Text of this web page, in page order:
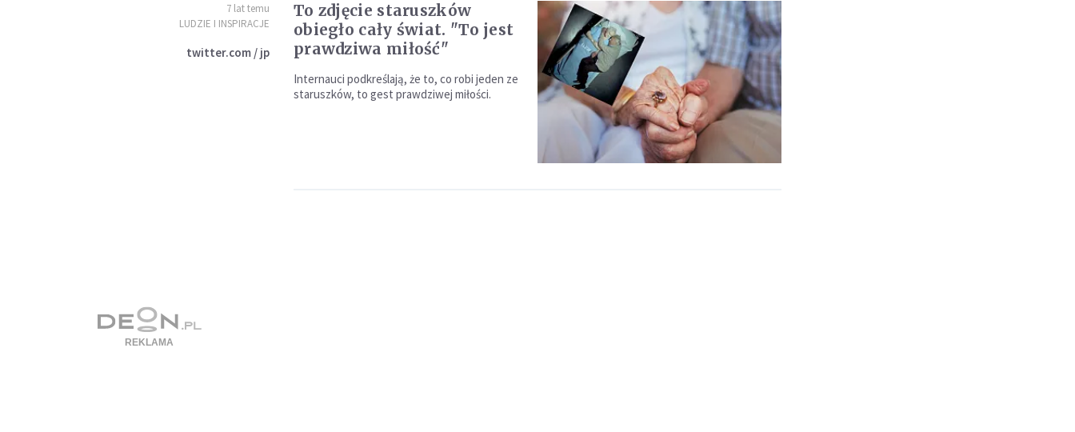
7 lat temu
LUDZIE I INSPIRACJE
twitter.com / jp
To zdjęcie staruszków
obiegło cały świat. "To jest
prawdziwa miłość"
Internauci podkreślają, że to, co robi jeden ze
staruszków, to gest prawdziwej miłości.